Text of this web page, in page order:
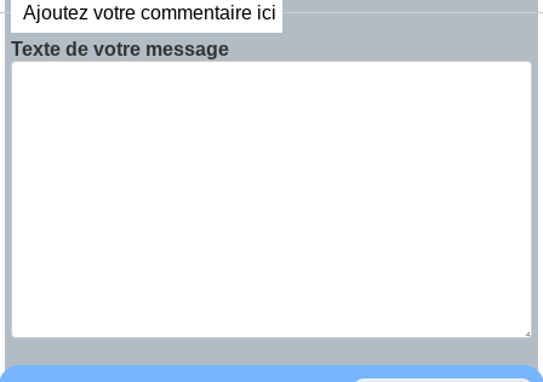
Ajoutez votre commentaire ici
Texte de votre message